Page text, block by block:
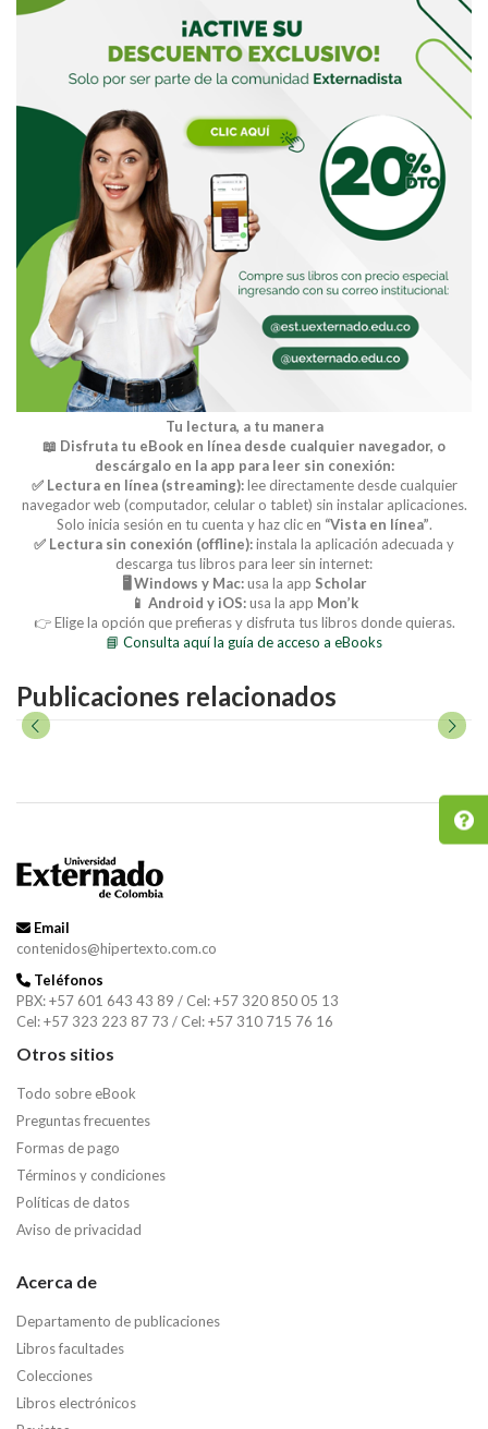
Buscar
Tu lectura, a tu manera
📖 Disfruta tu eBook en línea desde cualquier navegador, o
descárgalo en la app para leer sin conexión:
✅ Lectura en línea (streaming):lee directamente desde cualquier
navegador web (computador, celular o tablet) sin instalar aplicaciones.
Solo inicia sesión en tu cuenta y haz clic en “Vista en línea”.
✅ Lectura sin conexión (offline):instala la aplicación adecuada y
descarga tus libros para leer sin internet:
🖥️ Windows y Mac:usa la app Scholar
📱 Android y iOS:usa la app Mon’k
👉 Elige la opción que prefieras y disfruta tus libros donde quieras.
📘 Consulta aquí la guía de acceso a eBooks
Publicaciones relacionados
Email
contenidos@hipertexto.com.co
Teléfonos
PBX: +57 601 643 43 89 / Cel: +57 320 850 05 13
Cel: +57 323 223 87 73 / Cel: +57 310 715 76 16
Otros sitios
Todo sobre eBook
Preguntas frecuentes
Formas de pago
Términos y condiciones
Políticas de datos
Aviso de privacidad
Acerca de
Departamento de publicaciones
Libros facultades
Colecciones
Libros electrónicos